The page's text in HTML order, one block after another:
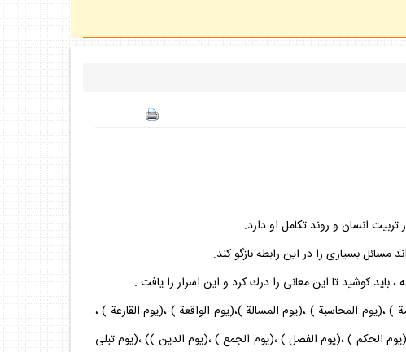
انسان و روند تكامل او دارد.
مسائل بسيارى را در اين رابطه بازگو كند.
كوشيد تا اين معانى را درك كرد و اين اسرار را يافت .
،(يوم المحاسبة ) ،(يوم المسالة )،(يوم الواقعة ) ،(يوم القارعة ) ،
الحكم ) ،(يوم الفصل ) ،(يوم الجمع ) ،(يوم الدين )) ،(يوم تبلى